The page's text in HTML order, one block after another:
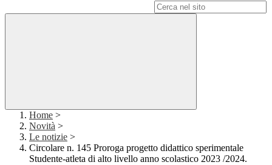
Home >
Novità >
Le notizie >
Circolare n. 145 Proroga progetto didattico sperimentale
Studente-atleta di alto livello anno scolastico 2023 /2024.